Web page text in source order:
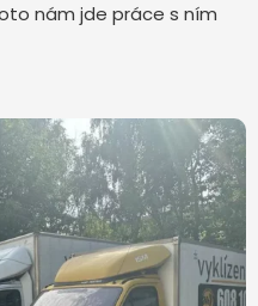
nám jde práce s ním